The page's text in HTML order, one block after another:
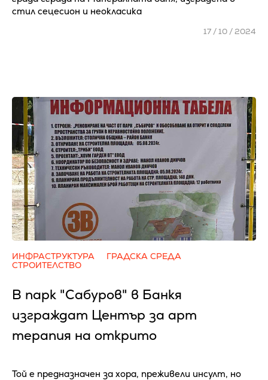
стил сецесион и неокласика
17 / 10 / 2024
ИНФРАСТРУКТУРА
ГРАДСКА СРЕДА
СТРОИТЕЛСТВО
В парк "Сабуров" в Банкя
изграждат Център за арт
терапия на открито
Той е предназначен за хора, преживели инсулт, но